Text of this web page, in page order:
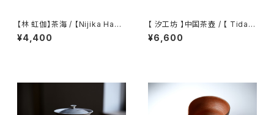
【林 虹伽】茶海 / 【Nijika Haya
shi 】tea pitcher
¥4,400
【 汐工坊 】中国茶壺 / 【 Tidal
Atelier 】Chinese teapot
¥6,600